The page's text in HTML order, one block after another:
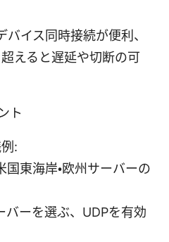
イス同時接続が便利、
えると遅延や切断の可
ト
:
東海岸・欧州サーバーの
バーを選ぶ、UDPを有効